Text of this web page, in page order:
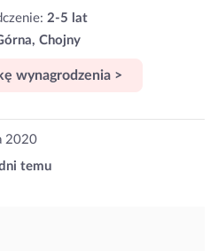
2-5 lat
Chojny
wynagrodzenia >
2020
temu